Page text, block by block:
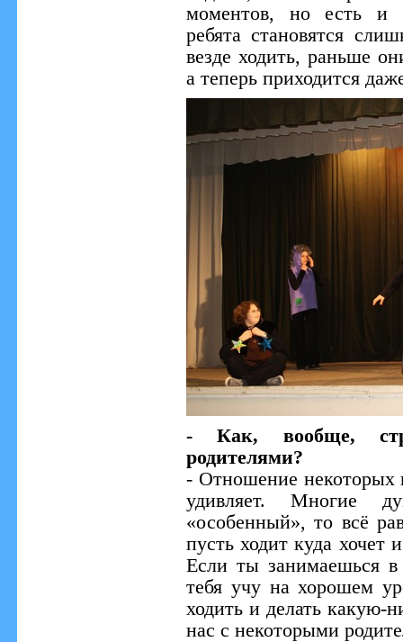
моментов, но есть и
ребята становятся
везде ходить, раньше
а теперь приходится
- Как, вообще,
родителями?
- Отношение
удивляет. Многие
«особенный», то всё
пусть ходит куда хочет
Если ты занимаешься
тебя учу на хорошем
ходить и делать какую-
нас с некоторыми